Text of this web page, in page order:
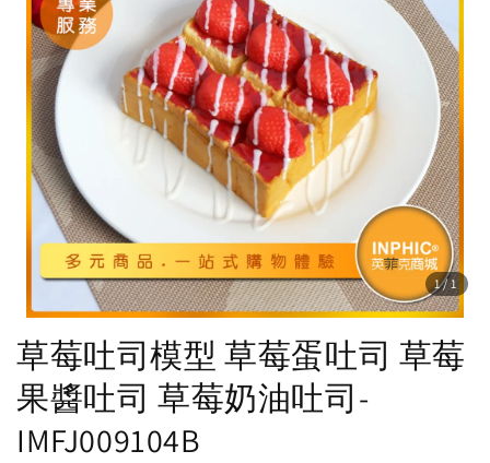
1/1
草莓吐司模型 草莓蛋吐司 草莓
果醬吐司 草莓奶油吐司-
IMFJ009104B